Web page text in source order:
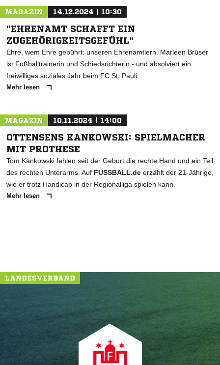
MAGAZIN 14.12.2024 | 10:30
"EHRENAMT SCHAFFT EIN
ZUGEHÖRIGKEITSGEFÜHL"
Ehre, wem Ehre gebührt: unseren Ehrenamtlern. Marleen Brüser
ist Fußballtrainerin und Schiedsrichterin - und absolviert ein
freiwilliges soziales Jahr beim FC St. Pauli.
Mehr lesen
MAGAZIN 10.11.2024 | 14:00
OTTENSENS KANKOWSKI: SPIELMACHER
MIT PROTHESE
Tom Kankowski fehlen seit der Geburt die rechte Hand und ein Teil
des rechten Unterarms. Auf FUSSBALL.de erzählt der 21-Jährige,
wie er trotz Handicap in der Regionalliga spielen kann.
Mehr lesen
LANDESVERBAND